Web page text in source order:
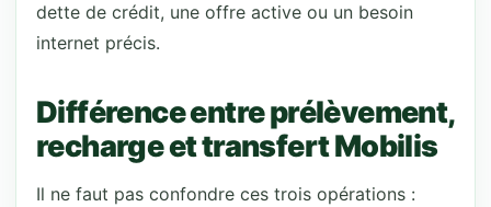
dette de crédit, une offre active ou un besoin
internet précis.
Différence entre prélèvement,
recharge et transfert Mobilis
Il ne faut pas confondre ces trois opérations :